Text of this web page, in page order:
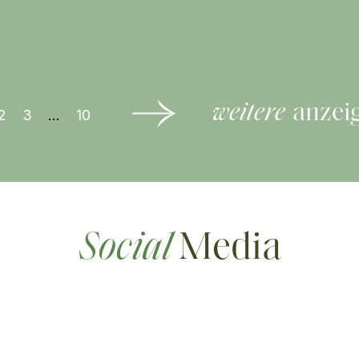
3 … 10 weitere
SocialMedia